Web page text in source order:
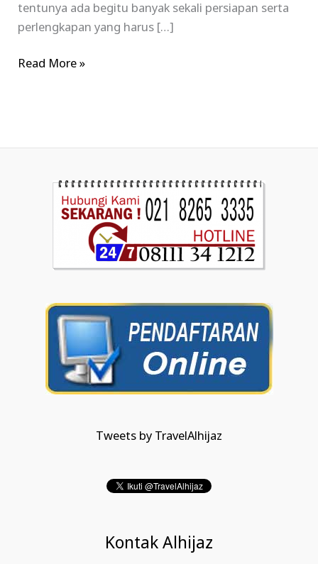
tentunya ada begitu banyak sekali persiapan serta
perlengkapan yang harus […]
Read More »
Tweets by TravelAlhijaz
Kontak Alhijaz